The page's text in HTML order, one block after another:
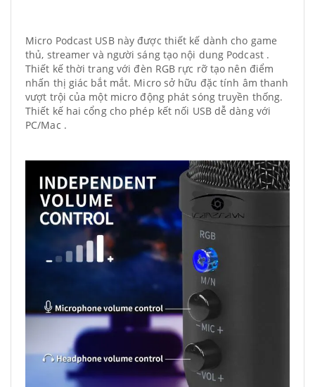
Micro Podcast USB này được thiết kế dành cho game
thủ, streamer và người sáng tạo nội dung Podcast .
Thiết kế thời trang với đèn RGB rực rỡ tạo nên điểm
nhấn thị giác bắt mắt. Micro sở hữu đặc tính âm thanh
vượt trội của một micro động phát sóng truyền thống.
Thiết kế hai cổng cho phép kết nối USB dễ dàng với
PC/Mac .